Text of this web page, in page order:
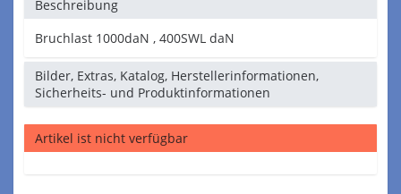
Beschreibung
Bruchlast 1000daN , 400SWL daN
Bilder, Extras, Katalog, Herstellerinformationen,
Sicherheits- und Produktinformationen
Artikel ist nicht verfügbar